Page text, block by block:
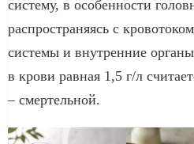
систему, в особенности
распространяясь с
системы и внутренние
в крови равная 1,5 г/л
– смертельной.